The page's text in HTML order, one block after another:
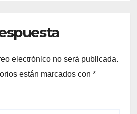
electrónico no será publicada.
están marcados con *